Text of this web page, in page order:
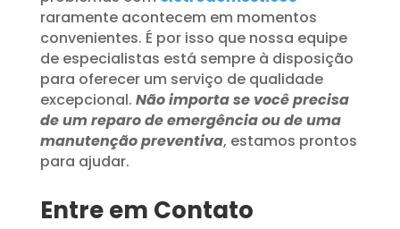
raramente acontecem em momentos
convenientes. É por isso que nossa equipe
de especialistas está sempre à disposição
para oferecer um serviço de qualidade
excepcional. Não importa se você precisa
de um reparo de emergência ou de uma
manutenção preventiva, estamos prontos
para ajudar.
Entre em Contato